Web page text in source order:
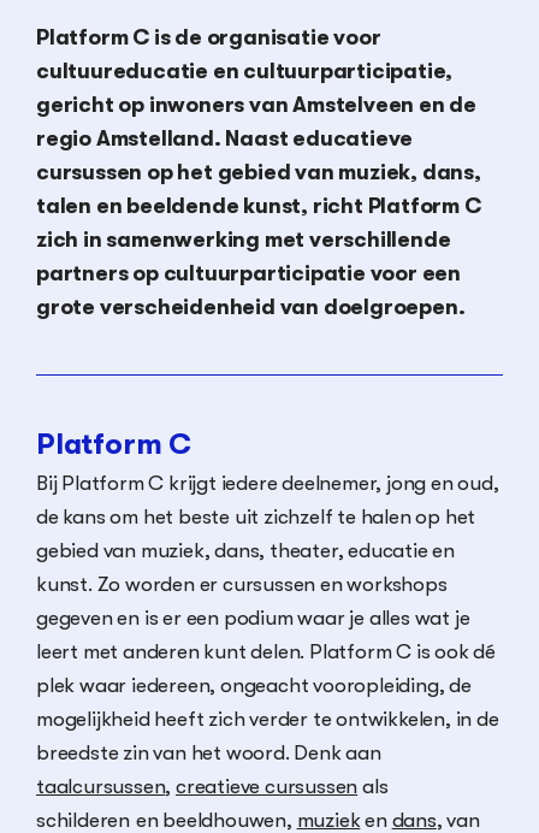
Platform C is de organisatie voor
cultuureducatie en cultuurparticipatie,
gericht op inwoners van Amstelveen en de
regio Amstelland. Naast educatieve
cursussen op het gebied van muziek, dans,
talen en beeldende kunst, richt Platform C
zich in samenwerking met verschillende
partners op cultuurparticipatie voor een
grote verscheidenheid van doelgroepen.
Platform C
Bij Platform C krijgt iedere deelnemer, jong en oud,
de kans om het beste uit zichzelf te halen op het
gebied van muziek, dans, theater, educatie en
kunst. Zo worden er cursussen en workshops
gegeven en is er een podium waar je alles wat je
leert met anderen kunt delen. Platform C is ook dé
plek waar iedereen, ongeacht vooropleiding, de
mogelijkheid heeft zich verder te ontwikkelen, in de
breedste zin van het woord. Denk aan
taalcursussen,creatieve cursussen als
schilderen en beeldhouwen, muzieken dans, van